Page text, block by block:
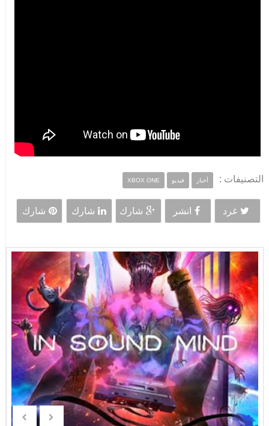
التصنيفات : أخبار فيديو XBOX ONE
غرد انشر شارك شارك شارك